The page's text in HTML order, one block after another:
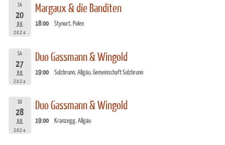
SA
20
JUL
2024
Margaux & die Banditen
18:00 Stynort, Polen
SA
27
JUL
2024
Duo Gassmann & Wingold
19:00 Sulzbrunn, Allgäu, Gemeinschaft Sulzbrunn
SO
28
JUL
2024
Duo Gassmann & Wingold
19:00 Kranzegg, Allgäu